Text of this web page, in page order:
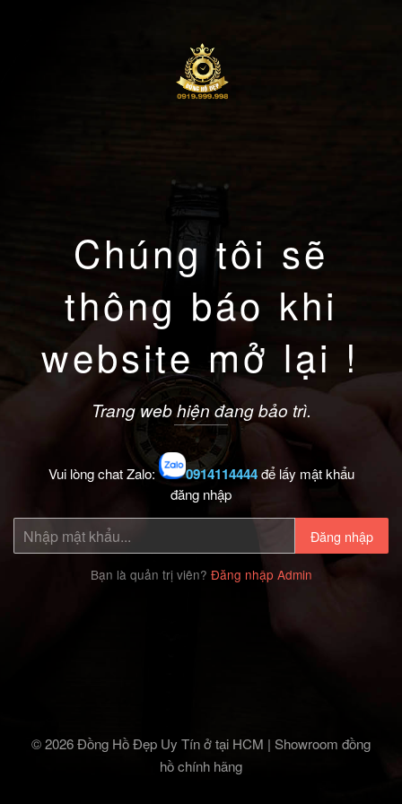
Chúng tôi sẽ
thông báo khi
website mở lại !
Trang web hiện đang bảo trì.
Vui lòng chat Zalo: 0914114444để lấy mật khẩu
đăng nhập
Đăng nhập
Bạn là quản trị viên? Đăng nhập Admin
© 2026 Đồng Hồ Đẹp Uy Tín ở tại HCM | Showroom đồng
hồ chính hãng‎